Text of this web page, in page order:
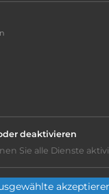
einige
fehlen
Grund
deaktivieren
Sie alle Dienste